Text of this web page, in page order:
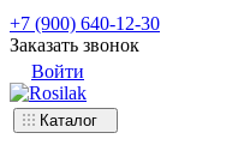
+7 (900) 640-12-30
Заказать звонок
Войти
Каталог